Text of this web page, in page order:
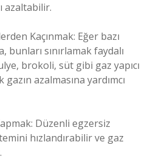
azaltabilir.
Kaçınmak: Eğer bazı
bunları sınırlamak faydalı
brokoli, süt gibi gaz yapıcı
azalmasına yardımcı
Düzenli egzersiz
hızlandırabilir ve gaz